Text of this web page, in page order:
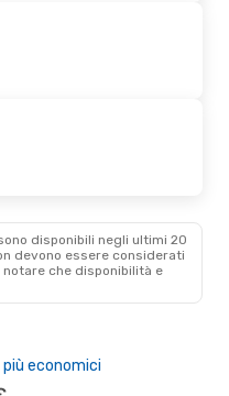
disponibili negli ultimi 20
devono essere considerati
che disponibilità e
più economici